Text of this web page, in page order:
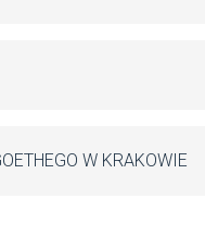
W KRAKOWIE